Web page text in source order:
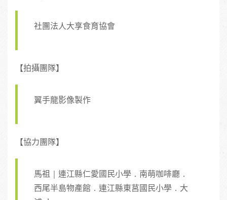
社團法人大享食育協會
【拍攝團隊】
翼手龍影像製作
【協力團隊】
馬祖｜連江縣仁愛國民小學．南萌咖啡廳．
西尾半島物產館．連江縣東莒國民小學．大